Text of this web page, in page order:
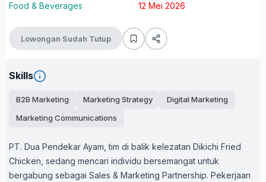
Food & Beverages
12 Mei 2026
Lowongan Sudah Tutup
Skills
B2B Marketing Marketing Strategy
Digital Marketing
Marketing Communications
PT. Dua Pendekar Ayam, tim di balik kelezatan Dikichi Fried
Chicken, sedang mencari individu bersemangat untuk
bergabung sebagai Sales & Marketing Partnership. Pekerjaan